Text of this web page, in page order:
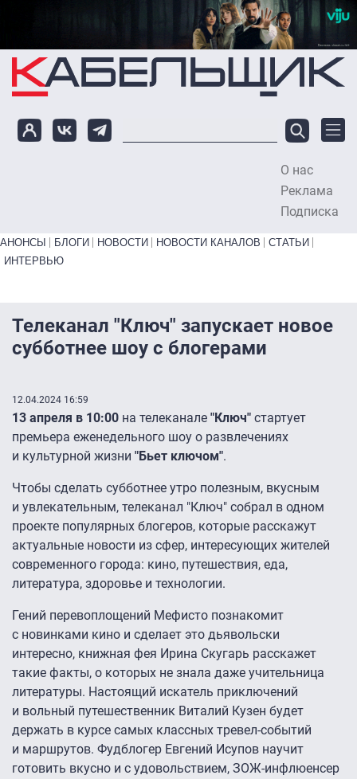
Перейти к основному содержанию
О нас
Реклама
Подписка
Primary links bottom
АНОНСЫ БЛОГИ НОВОСТИ НОВОСТИ КАНАЛОВ
СТАТЬИ
ИНТЕРВЬЮ
Телеканал "Ключ" запускает новое
субботнее шоу с блогерами
12.04.2024 16:59
13 апреля в 10:00 на телеканале "Ключ" стартует
премьера еженедельного шоу о развлечениях
и культурной жизни "Бьет ключом".
Чтобы сделать субботнее утро полезным, вкусным
и увлекательным, телеканал "Ключ" собрал в одном
проекте популярных блогеров, которые расскажут
актуальные новости из сфер, интересующих жителей
современного города: кино, путешествия, еда,
литература, здоровье и технологии.
Гений перевоплощений Мефисто познакомит
с новинками кино и сделает это дьявольски
интересно, книжная фея Ирина Скугарь расскажет
такие факты, о которых не знала даже учительница
литературы. Настоящий искатель приключений
и вольный путешественник Виталий Кузен будет
держать в курсе самых классных тревел-событий
и маршрутов. Фудблогер Евгений Исупов научит
готовить вкусно и с удовольствием, ЗОЖ-инфлюенсер